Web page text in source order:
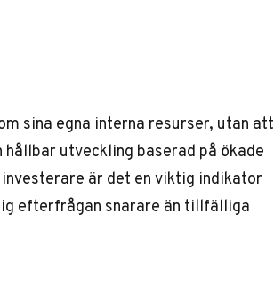
sina egna interna resurser, utan att
utveckling baserad på ökade
är det en viktig indikator
efterfrågan snarare än tillfälliga